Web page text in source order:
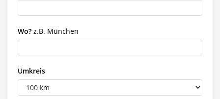
Wo? z.B. München
Umkreis